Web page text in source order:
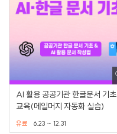
AI 활용 공공기관 한글문서 기초
교육(메일머지 자동화 실습)
6.23 ~ 12.31
유료